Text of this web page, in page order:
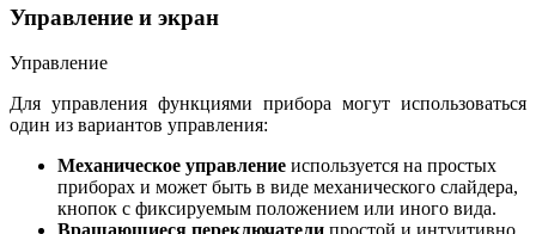
Управление и экран
Управление
Для управления функциями прибора могут использоваться
один из вариантов управления:
Механическое управление используется на простых
приборах и может быть в виде механического слайдера,
кнопок с фиксируемым положением или иного вида.